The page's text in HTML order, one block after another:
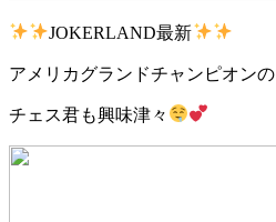
JOKERLAND最新
アメリカグランドチャンピオンの
チェス君も興味津々